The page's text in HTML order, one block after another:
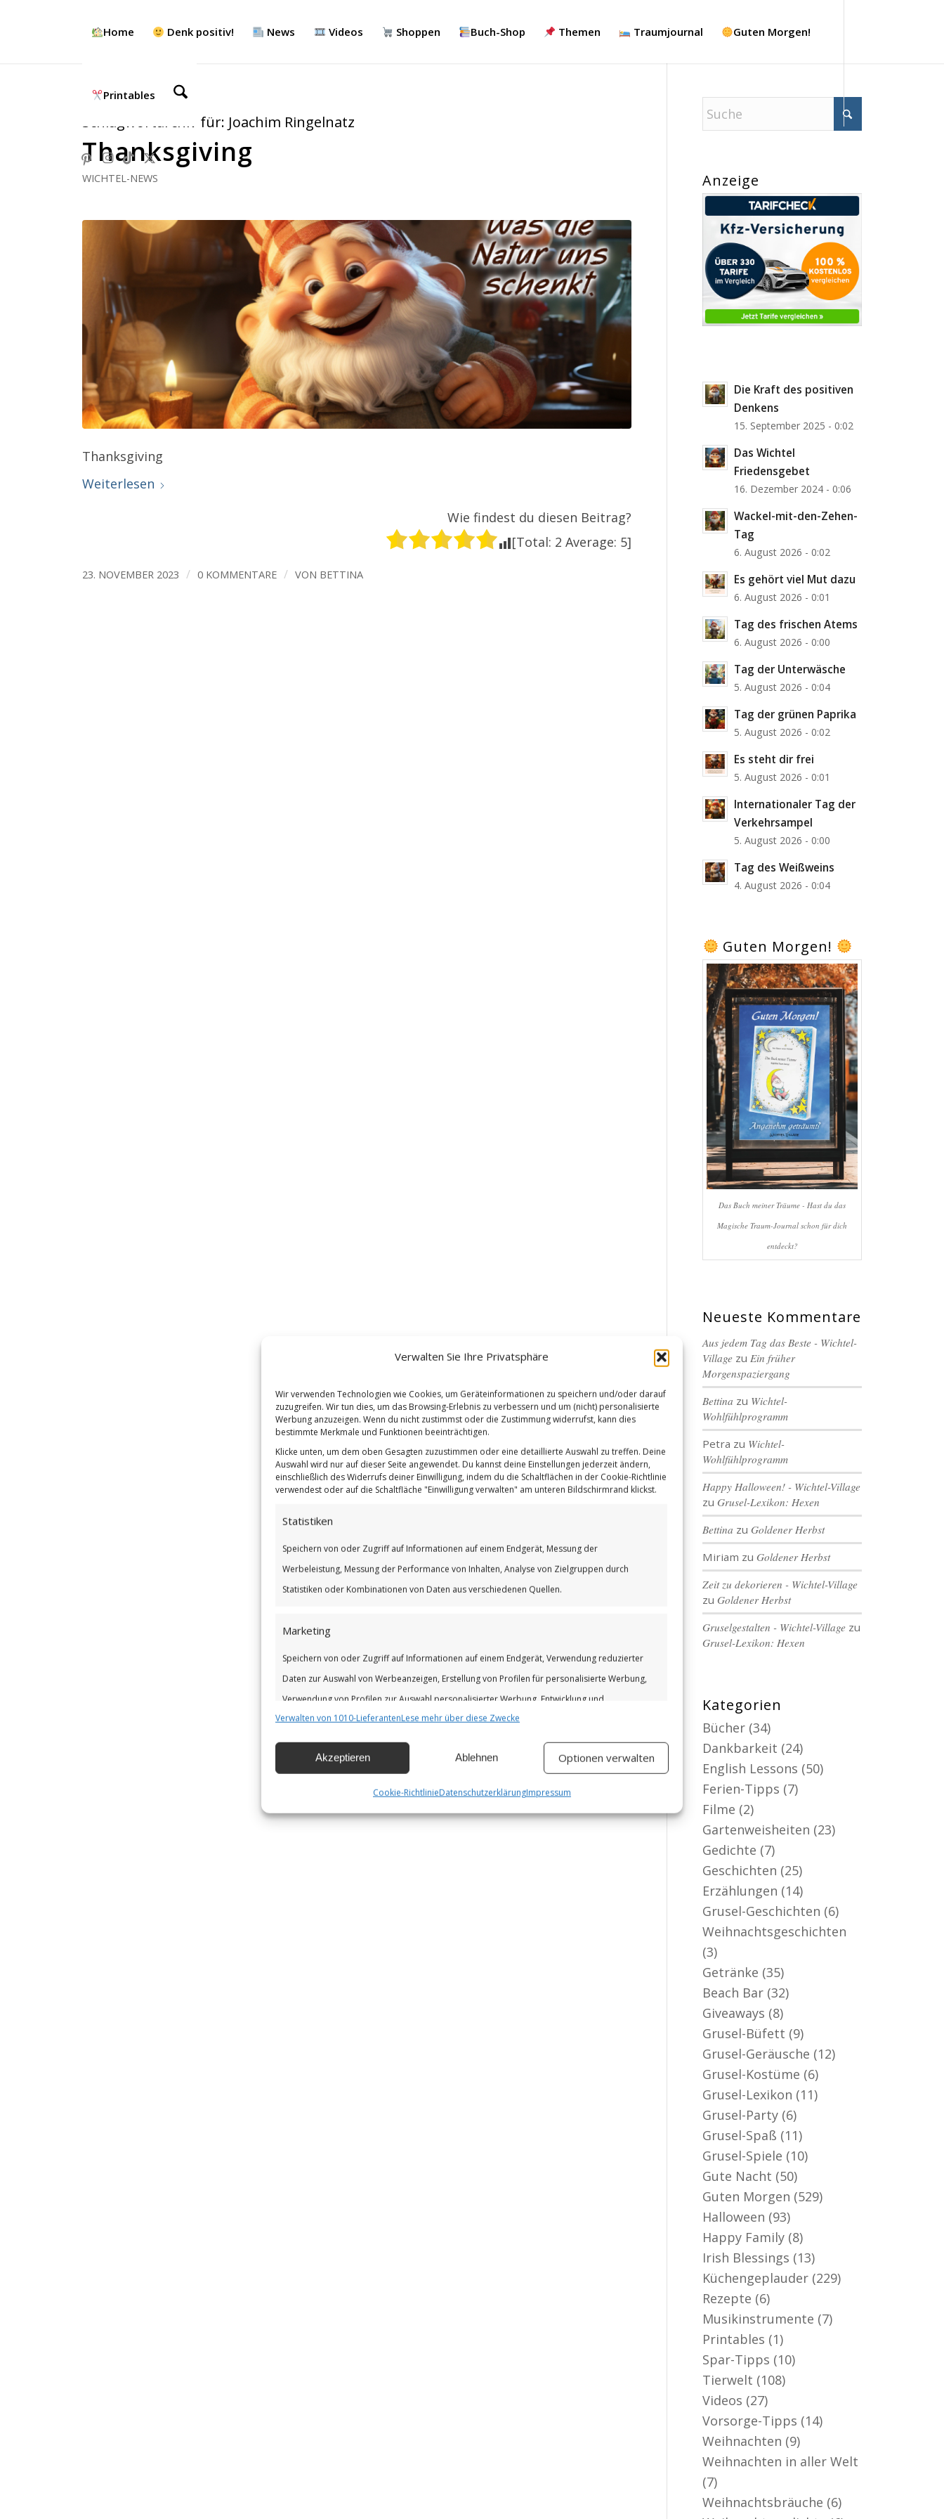
Verwalten Sie Ihre Privatsphäre
Wir verwenden Technologien wie Cookies, um Geräteinformationen zu speichern und/oder darauf
zuzugreifen. Wir tun dies, um das Browsing-Erlebnis zu verbessern und um (nicht) personalisierte
Werbung anzuzeigen. Wenn du nicht zustimmst oder die Zustimmung widerrufst, kann dies
bestimmte Merkmale und Funktionen beeinträchtigen.
Klicke unten, um dem oben Gesagten zuzustimmen oder eine detaillierte Auswahl zu treffen. Deine
Auswahl wird nur auf dieser Seite angewendet. Du kannst deine Einstellungen jederzeit ändern,
einschließlich des Widerrufs deiner Einwilligung, indem du die Schaltflächen in der Cookie-Richtlinie
verwendest oder auf die Schaltfläche "Einwilligung verwalten" am unteren Bildschirmrand klickst.
Statistiken
Speichern von oder Zugriff auf Informationen auf einem Endgerät, Messung der
Werbeleistung, Messung der Performance von Inhalten, Analyse von Zielgruppen durch
Statistiken oder Kombinationen von Daten aus verschiedenen Quellen.
Marketing
Speichern von oder Zugriff auf Informationen auf einem Endgerät, Verwendung reduzierter
Daten zur Auswahl von Werbeanzeigen, Erstellung von Profilen für personalisierte Werbung,
Verwendung von Profilen zur Auswahl personalisierter Werbung, Entwicklung und
Verbesserung der Angebote.
Eigenschaften Immer aktiv
Abgleichung und Kombination von Daten aus unterschiedlichen Quellen,
Verwalten von 1010-LieferantenLese mehr über diese Zwecke
Akzeptieren Ablehnen Optionen verwalten
Cookie-RichtlinieDatenschutzerklärungImpressum
Home Denk positiv! News Videos Shoppen Buch-Shop Themen Traumjournal Guten Morgen!
Printables
Schlagwortarchiv für: Joachim Ringelnatz
Thanksgiving
WICHTEL-NEWS
Thanksgiving
Weiterlesen
Wie findest du diesen Beitrag?
[Total: 2 Average: 5]
23. NOVEMBER 2023 / 0 KOMMENTARE / VON BETTINA
Anzeige
Die Kraft des positiven
Denkens
15. September 2025 - 0:02
Das Wichtel
Friedensgebet
16. Dezember 2024 - 0:06
Wackel-mit-den-Zehen-
Tag
6. August 2026 - 0:02
Es gehört viel Mut dazu
6. August 2026 - 0:01
Tag des frischen Atems
6. August 2026 - 0:00
Tag der Unterwäsche
5. August 2026 - 0:04
Tag der grünen Paprika
5. August 2026 - 0:02
Es steht dir frei
5. August 2026 - 0:01
Internationaler Tag der
Verkehrsampel
5. August 2026 - 0:00
Tag des Weißweins
4. August 2026 - 0:04
Guten Morgen!
Das Buch meiner Träume - Hast du das
Magische Traum-Journal schon für dich
entdeckt?
Neueste Kommentare
Aus jedem Tag das Beste - Wichtel-
Village zuEin früher
Morgenspaziergang
Bettina zu Wichtel-
Wohlfühlprogramm
Petra zu Wichtel-
Wohlfühlprogramm
Happy Halloween! - Wichtel-Village
zuGrusel-Lexikon: Hexen
Bettina zuGoldener Herbst
Miriam zuGoldener Herbst
Zeit zu dekorieren - Wichtel-Village
zuGoldener Herbst
Gruselgestalten - Wichtel-Village zu
Grusel-Lexikon: Hexen
Kategorien
Bücher (34)
Dankbarkeit (24)
English Lessons (50)
Ferien-Tipps (7)
Filme (2)
Gartenweisheiten (23)
Gedichte (7)
Geschichten (25)
Erzählungen (14)
Grusel-Geschichten (6)
Weihnachtsgeschichten
(3)
Getränke (35)
Beach Bar (32)
Giveaways (8)
Grusel-Büfett (9)
Grusel-Geräusche (12)
Grusel-Kostüme (6)
Grusel-Lexikon (11)
Grusel-Party (6)
Grusel-Spaß (11)
Grusel-Spiele (10)
Gute Nacht (50)
Guten Morgen (529)
Halloween (93)
Happy Family (8)
Irish Blessings (13)
Küchengeplauder (229)
Rezepte (6)
Musikinstrumente (7)
Printables (1)
Spar-Tipps (10)
Tierwelt (108)
Videos (27)
Vorsorge-Tipps (14)
Weihnachten (9)
Weihnachten in aller Welt
(7)
Weihnachtsbräuche (6)